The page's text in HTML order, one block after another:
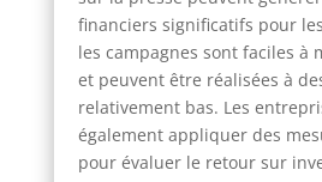
financiers significatifs pour
les campagnes sont faciles à
et peuvent être réalisées à
relativement bas. Les
également appliquer des
pour évaluer le retour sur